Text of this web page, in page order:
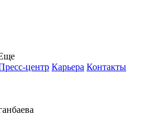
центр Карьера Контакты